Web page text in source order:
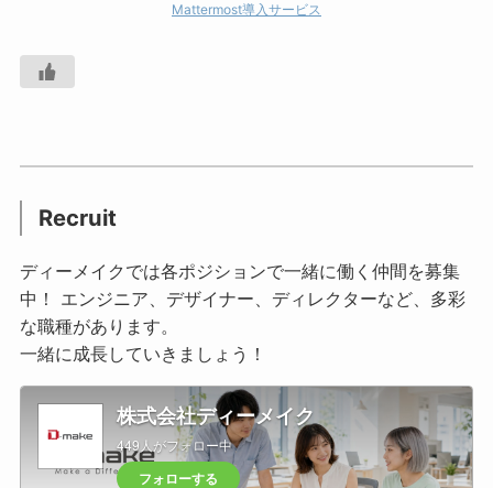
Mattermost導入サービス
Recruit
ディーメイクでは各ポジションで一緒に働く仲間を募集
中！ エンジニア、デザイナー、ディレクターなど、多彩
な職種があります。
一緒に成長していきましょう！